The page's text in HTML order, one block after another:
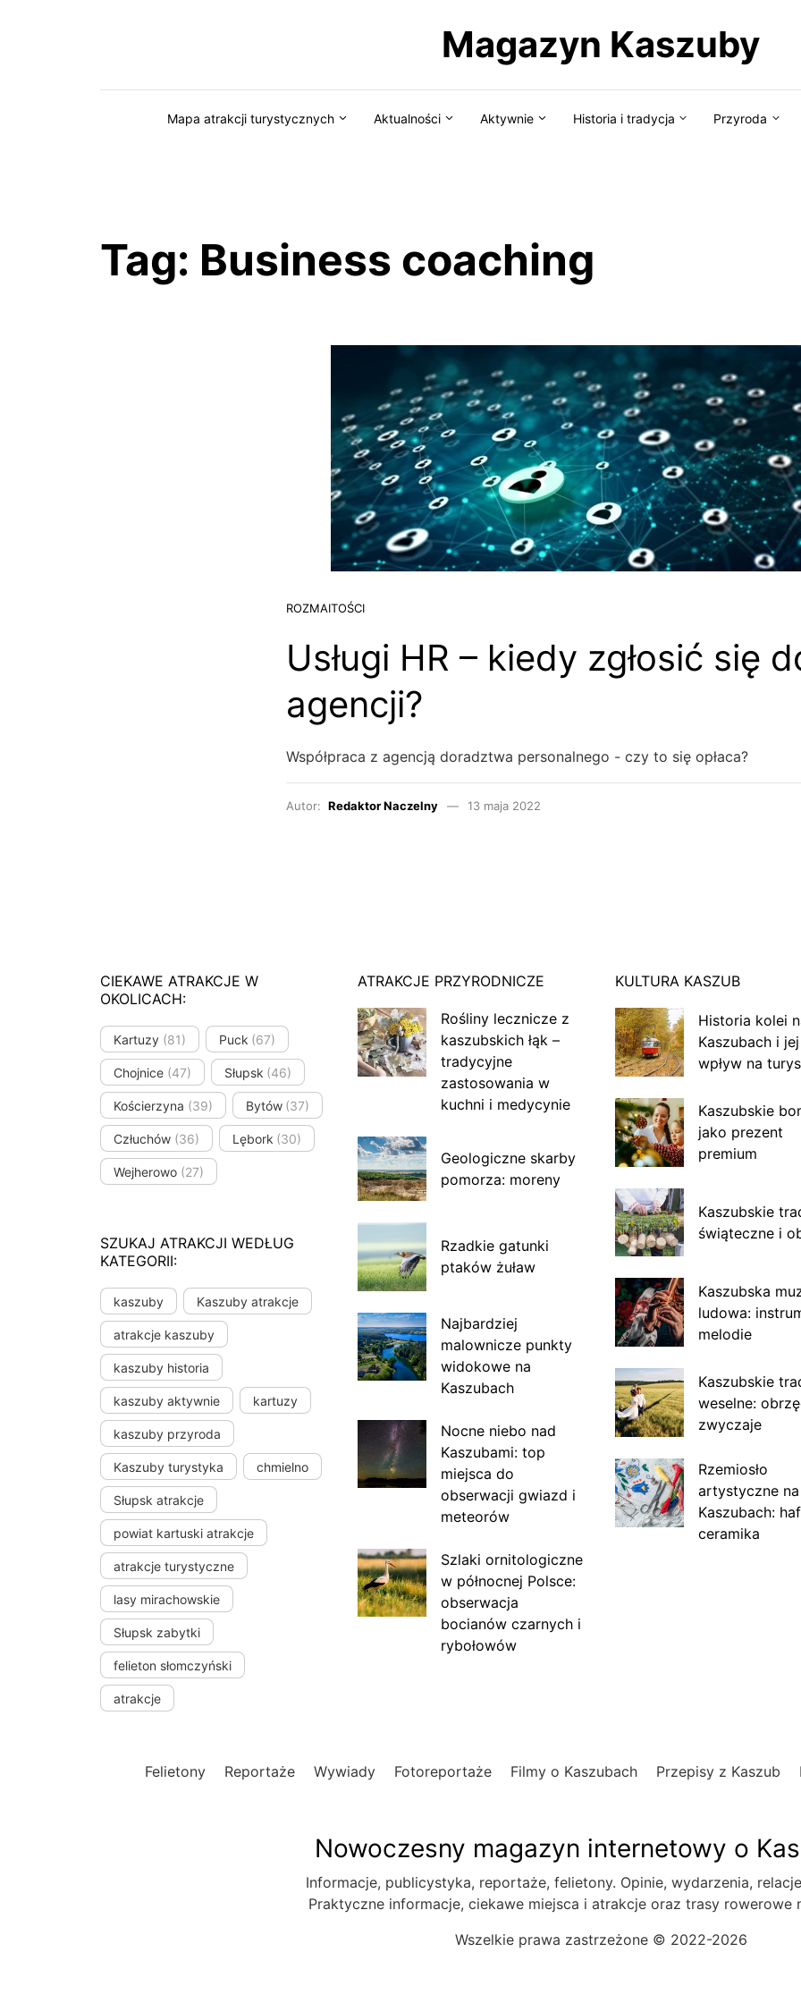
Magazyn Kaszuby
Mapa atrakcji turystycznych Aktualności Aktywnie Historia i tradycja Przyroda
Tag: Business coaching
ROZMAITOŚCI
Usługi HR – kiedy zgłosić się
agencji?
Współpraca z agencją doradztwa personalnego - czy to się opłaca?
Autor: Redaktor Naczelny 13 maja 2022
CIEKAWE ATRAKCJE W
OKOLICACH:
Kartuzy (81) Puck (67)
Chojnice (47) Słupsk (46)
Kościerzyna (39) Bytów (37)
Człuchów (36) Lębork (30)
Wejherowo (27)
SZUKAJ ATRAKCJI WEDŁUG
KATEGORII:
kaszuby Kaszuby atrakcje
atrakcje kaszuby
kaszuby historia
kaszuby aktywnie kartuzy
kaszuby przyroda
Kaszuby turystyka chmielno
Słupsk atrakcje
powiat kartuski atrakcje
atrakcje turystyczne
lasy mirachowskie
Słupsk zabytki
felieton słomczyński
atrakcje
ATRAKCJE PRZYRODNICZE
Rośliny lecznicze z
kaszubskich łąk –
tradycyjne
zastosowania w
kuchni i medycynie
Geologiczne skarby
pomorza: moreny
Rzadkie gatunki
ptaków żuław
Najbardziej
malownicze punkty
widokowe na
Kaszubach
Nocne niebo nad
Kaszubami: top
miejsca do
obserwacji gwiazd i
meteorów
Szlaki ornitologiczne
w północnej Polsce:
obserwacja
bocianów czarnych i
rybołowów
KULTURA KASZUB
Historia kolei
Kaszubach i jej
wpływ na
Kaszubskie
jako prezent
premium
Kaszubskie
świąteczne i
Kaszubska
ludowa:
melodie
Kaszubskie
weselne:
zwyczaje
Rzemiosło
artystyczne na
Kaszubach:
ceramika
Felietony Reportaże Wywiady Fotoreportaże Filmy o Kaszubach Przepisy z Kaszub
Nowoczesny magazyn internetowy o
Informacje, publicystyka, reportaże, felietony. Opinie, wydarzenia,
Praktyczne informacje, ciekawe miejsca i atrakcje oraz trasy rowerowe
Wszelkie prawa zastrzeżone © 2022-2026